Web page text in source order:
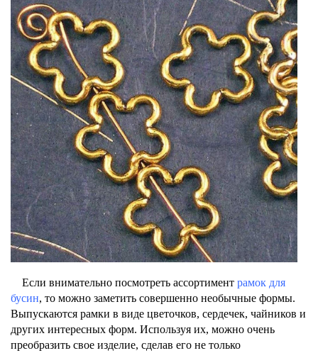
Если внимательно посмотреть ассортимент рамок для
бусин, то можно заметить совершенно необычные формы.
Выпускаются рамки в виде цветочков, сердечек, чайников и
других интересных форм. Используя их, можно очень
преобразить свое изделие, сделав его не только